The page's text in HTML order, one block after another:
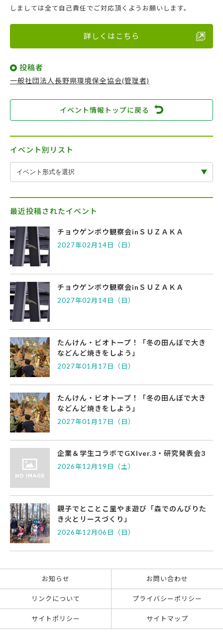
しましては全て自己責任でご対応頂くようお願いします。
詳しくはこちら
投稿者
一般社団法人長野県環境保全協会(管理者)
イベント情報トップに戻る
イベント別リスト
最近投稿されたイベント
チョウゲンボウ観察会inＳＵＺＡＫＡ
2027年02月14日（日）
チョウゲンボウ観察会inＳＵＺＡＫＡ
2027年02月14日（日）
たんけん・ビオトープ！「冬の田んぼで大き
などんど焼きをしよう」
2027年01月17日（日）
たんけん・ビオトープ！「冬の田んぼで大き
などんど焼きをしよう」
2027年01月17日（日）
企業＆学生コラボでGXIver.3・研究発表会3
2026年12月19日（土）
親子でとことこ里やま遊び「森でのんびりた
き火とリースづくり」
2026年12月06日（日）
お知らせ お問い合わせ
リンクについて プライバシーポリシー
サイトポリシー サイトマップ